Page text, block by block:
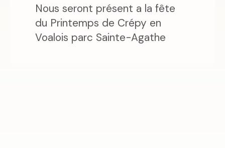
Nous seront présent a la fête
du Printemps de Crépy en
Voalois parc Sainte-Agathe